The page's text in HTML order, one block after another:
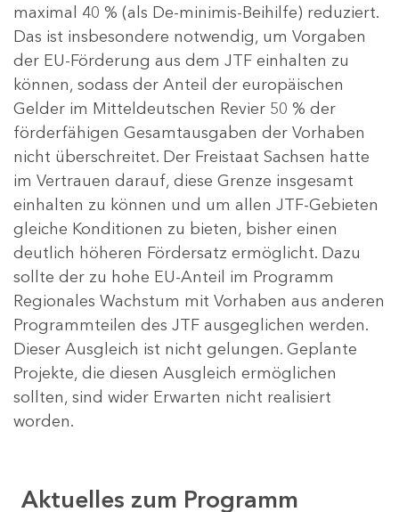
maximal 40 % (als De-minimis-Beihilfe) reduziert.
Das ist insbesondere notwendig, um Vorgaben
der EU-Förderung aus dem JTF einhalten zu
können, sodass der Anteil der europäischen
Gelder im Mitteldeutschen Revier 50 % der
förderfähigen Gesamtausgaben der Vorhaben
nicht überschreitet. Der Freistaat Sachsen hatte
im Vertrauen darauf, diese Grenze insgesamt
einhalten zu können und um allen JTF-Gebieten
gleiche Konditionen zu bieten, bisher einen
deutlich höheren Fördersatz ermöglicht. Dazu
sollte der zu hohe EU-Anteil im Programm
Regionales Wachstum mit Vorhaben aus anderen
Programmteilen des JTF ausgeglichen werden.
Dieser Ausgleich ist nicht gelungen. Geplante
Projekte, die diesen Ausgleich ermöglichen
sollten, sind wider Erwarten nicht realisiert
worden.
Aktuelles zum Programm